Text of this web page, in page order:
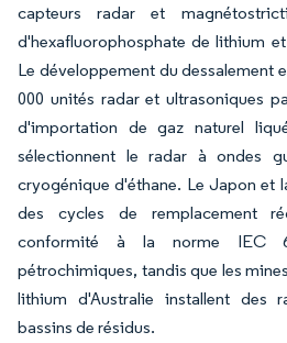
capteurs radar et
d'hexafluorophosphate de lithium
Le développement du dessalement
000 unités radar et ultrasoniques
d'importation de gaz naturel
sélectionnent le radar à ondes
cryogénique d'éthane. Le Japon et
des cycles de remplacement
conformité à la norme IEC
pétrochimiques, tandis que les
lithium d'Australie installent des
bassins de résidus.